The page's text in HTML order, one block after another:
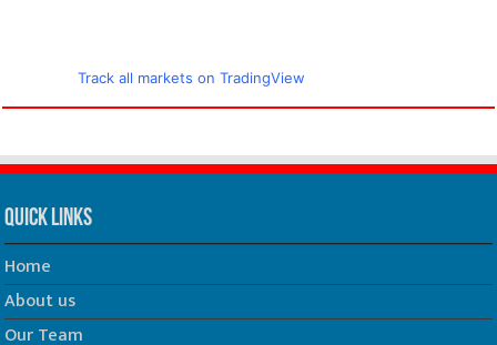
Track all markets on TradingView
Quick Links
Home
About us
Our Team